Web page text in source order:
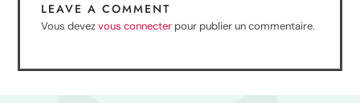
LEAVE A COMMENT
Vous devezvous connecter pour publier un commentaire.